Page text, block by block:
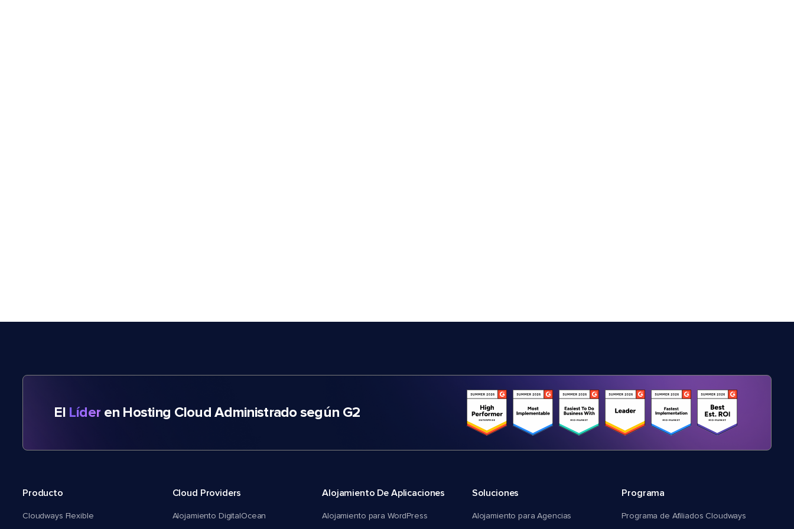
El Líder en Hosting Cloud Administrado según G2
Producto
Cloudways Flexible
Cloud Providers
Alojamiento DigitalOcean
Alojamiento De Aplicaciones
Alojamiento para WordPress
Soluciones
Alojamiento para Agencias
Programa
Programa de Afiliados Cloudways